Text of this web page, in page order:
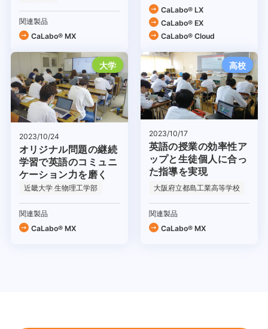
関連製品
CaLabo® MX
CaLabo® LX
CaLabo® EX
CaLabo®︎ Cloud
大学
2023/10/24
オリジナル問題の継続
学習で英語のコミュニ
ケーション力を磨く
近畿大学 生物理工学部
関連製品
CaLabo® MX
高校
2023/10/17
英語の授業の効率性ア
ップと生徒個人に合っ
た指導を実現
大阪府立都島工業高等学校
関連製品
CaLabo® MX